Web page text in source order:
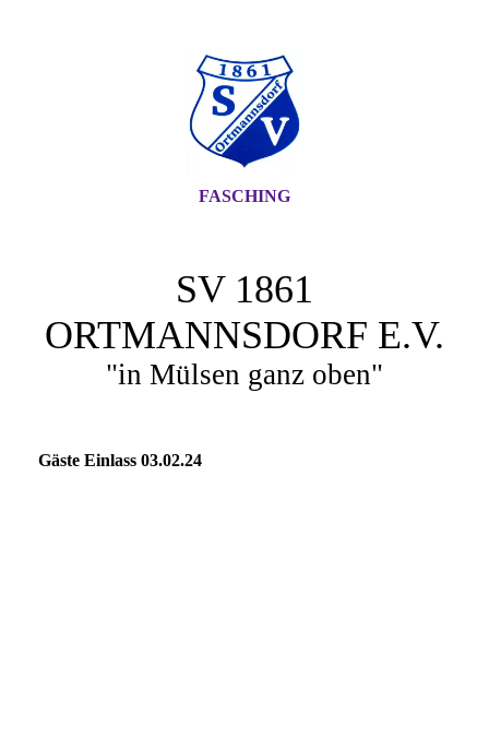
FASCHING
SV 1861
ORTMANNSDORF E.V.
"in Mülsen ganz oben"
Gäste Einlass 03.02.24